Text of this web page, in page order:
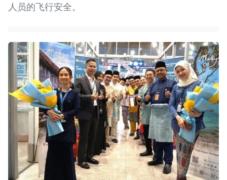
人员的飞行安全。